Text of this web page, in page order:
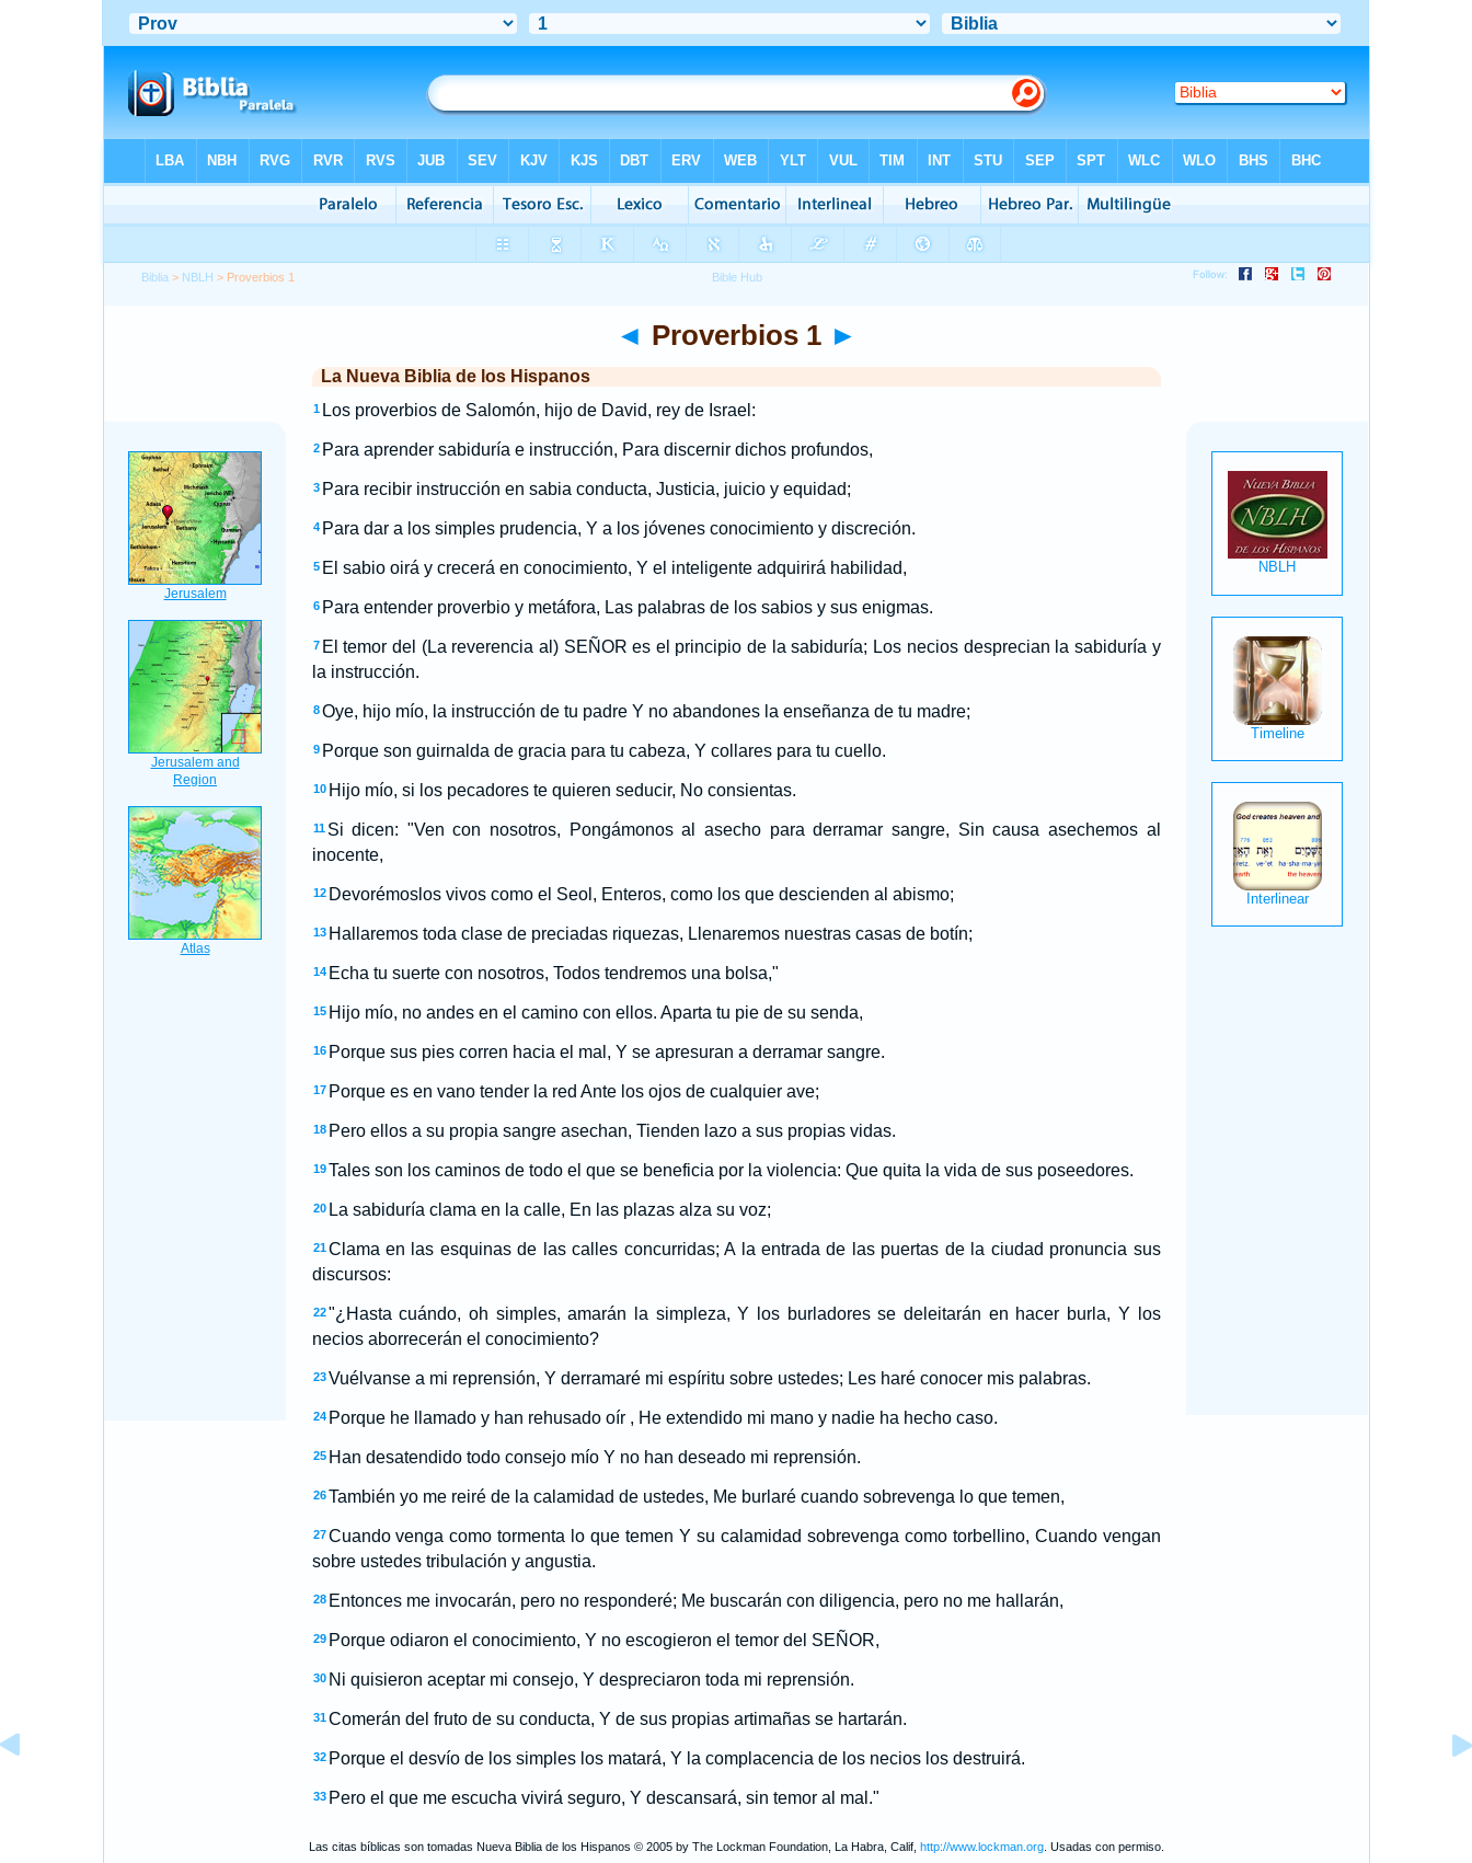
Biblia > NBLH > Proverbios 1
◄ Proverbios 1 ►
La Nueva Biblia de los Hispanos
1 Los proverbios de Salomón, hijo de David, rey de Israel:
2 Para aprender sabiduría e instrucción, Para discernir dichos profundos,
3 Para recibir instrucción en sabia conducta, Justicia, juicio y equidad;
4 Para dar a los simples prudencia, Y a los jóvenes conocimiento y discreción.
5 El sabio oirá y crecerá en conocimiento, Y el inteligente adquirirá habilidad,
6 Para entender proverbio y metáfora, Las palabras de los sabios y sus enigmas.
7 El temor del (La reverencia al) SEÑOR es el principio de la sabiduría; Los necios desprecian la sabiduría y
la instrucción.
8 Oye, hijo mío, la instrucción de tu padre Y no abandones la enseñanza de tu madre;
9 Porque son guirnalda de gracia para tu cabeza, Y collares para tu cuello.
10 Hijo mío, si los pecadores te quieren seducir, No consientas.
11 Si dicen: "Ven con nosotros, Pongámonos al asecho para derramar sangre, Sin causa asechemos al
inocente,
12 Devorémoslos vivos como el Seol, Enteros, como los que descienden al abismo;
13 Hallaremos toda clase de preciadas riquezas, Llenaremos nuestras casas de botín;
14 Echa tu suerte con nosotros, Todos tendremos una bolsa,"
15 Hijo mío, no andes en el camino con ellos. Aparta tu pie de su senda,
16 Porque sus pies corren hacia el mal, Y se apresuran a derramar sangre.
17 Porque es en vano tender la red Ante los ojos de cualquier ave;
18 Pero ellos a su propia sangre asechan, Tienden lazo a sus propias vidas.
19 Tales son los caminos de todo el que se beneficia por la violencia: Que quita la vida de sus poseedores.
20 La sabiduría clama en la calle, En las plazas alza su voz;
21 Clama en las esquinas de las calles concurridas; A la entrada de las puertas de la ciudad pronuncia sus
discursos:
22 "¿Hasta cuándo, oh simples, amarán la simpleza, Y los burladores se deleitarán en hacer burla, Y los
necios aborrecerán el conocimiento?
23 Vuélvanse a mi reprensión, Y derramaré mi espíritu sobre ustedes; Les haré conocer mis palabras.
24 Porque he llamado y han rehusado oír , He extendido mi mano y nadie ha hecho caso.
25 Han desatendido todo consejo mío Y no han deseado mi reprensión.
26 También yo me reiré de la calamidad de ustedes, Me burlaré cuando sobrevenga lo que temen,
27 Cuando venga como tormenta lo que temen Y su calamidad sobrevenga como torbellino, Cuando vengan
sobre ustedes tribulación y angustia.
28 Entonces me invocarán, pero no responderé; Me buscarán con diligencia, pero no me hallarán,
29 Porque odiaron el conocimiento, Y no escogieron el temor del SEÑOR,
30 Ni quisieron aceptar mi consejo, Y despreciaron toda mi reprensión.
31 Comerán del fruto de su conducta, Y de sus propias artimañas se hartarán.
32 Porque el desvío de los simples los matará, Y la complacencia de los necios los destruirá.
33 Pero el que me escucha vivirá seguro, Y descansará, sin temor al mal."
Las citas bíblicas son tomadas Nueva Biblia de los Hispanos © 2005 by The Lockman Foundation, La Habra, Calif, http://www.lockman.org. Usadas con permiso.